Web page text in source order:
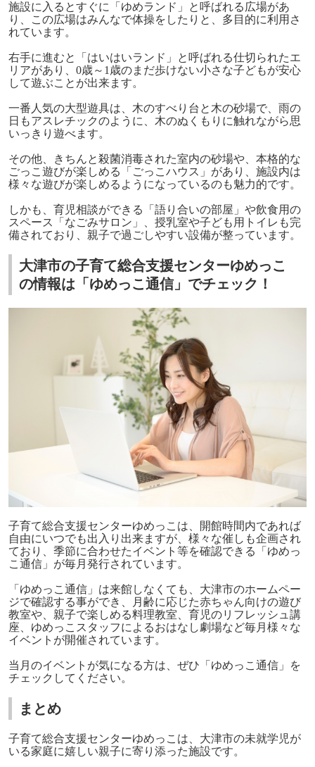
施設に入るとすぐに「ゆめランド」と呼ばれる広場があ
り、この広場はみんなで体操をしたりと、多目的に利用さ
れています。
右手に進むと「はいはいランド」と呼ばれる仕切られたエ
リアがあり、0歳～1歳のまだ歩けない小さな子どもが安心
して遊ぶことが出来ます。
一番人気の大型遊具は、木のすべり台と木の砂場で、雨の
日もアスレチックのように、木のぬくもりに触れながら思
いっきり遊べます。
その他、きちんと殺菌消毒された室内の砂場や、本格的な
ごっこ遊びが楽しめる「ごっこハウス」があり、施設内は
様々な遊びが楽しめるようになっているのも魅力的です。
しかも、育児相談ができる「語り合いの部屋」や飲食用の
スペース「なごみサロン」、授乳室や子ども用トイレも完
備されており、親子で過ごしやすい設備が整っています。
大津市の子育て総合支援センターゆめっこ
の情報は「ゆめっこ通信」でチェック！
子育て総合支援センターゆめっこは、開館時間内であれば
自由にいつでも出入り出来ますが、様々な催しも企画され
ており、季節に合わせたイベント等を確認できる「ゆめっ
こ通信」が毎月発行されています。
「ゆめっこ通信」は来館しなくても、大津市のホームペー
ジで確認する事ができ、月齢に応じた赤ちゃん向けの遊び
教室や、親子で楽しめる料理教室、育児のリフレッシュ講
座、ゆめっこスタッフによるおはなし劇場など毎月様々な
イベントが開催されています。
当月のイベントが気になる方は、ぜひ「ゆめっこ通信」を
チェックしてください。
まとめ
子育て総合支援センターゆめっこは、大津市の未就学児が
いる家庭に嬉しい親子に寄り添った施設です。